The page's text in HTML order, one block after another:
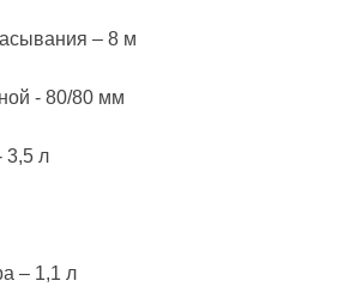
– 8 м
- 80/80 мм
3,5 л
– 1,1 л